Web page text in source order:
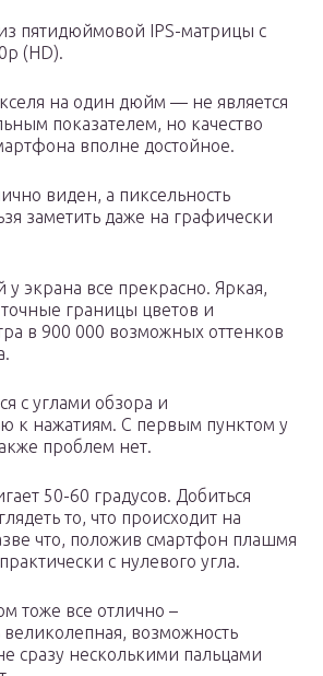
пятидюймовой IPS-матрицы с
(HD).
на один дюйм — не является
показателем, но качество
вполне достойное.
виден, а пиксельность
заметить даже на графически
у экрана все прекрасно. Яркая,
границы цветов и
в 900 000 возможных оттенков
с углами обзора и
к нажатиям. С первым пунктом у
проблем нет.
50-60 градусов. Добиться
то, что происходит на
что, положив смартфон плашмя
с нулевого угла.
тоже все отлично –
великолепная, возможность
сразу несколькими пальцами